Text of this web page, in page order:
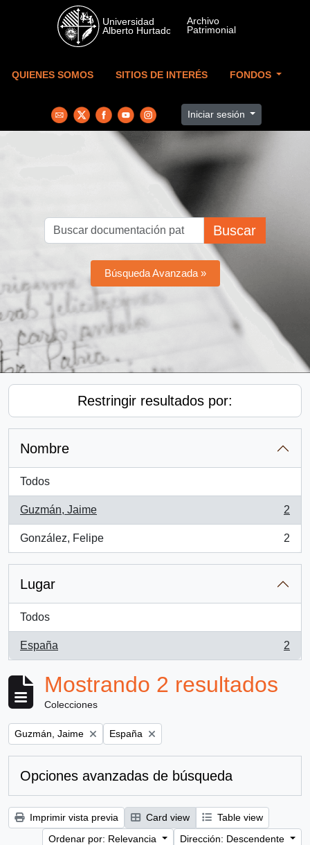
Skip to main content
QUIENES SOMOS SITIOS DE INTERÉS FONDOS
Iniciar sesión
Buscar
Búsqueda Avanzada »
Restringir resultados por:
Nombre
Todos
Guzmán, Jaime
, 2 resultados
2
González, Felipe
, 2 resultados
2
Lugar
Todos
España
, 2 resultados
2
Mostrando 2 resultados
Colecciones
Remove filter:
Guzmán, Jaime Remove filter:
España
Opciones avanzadas de búsqueda
Imprimir vista previa Card view
Table view
Ordenar por: Relevancia
Dirección: Descendente